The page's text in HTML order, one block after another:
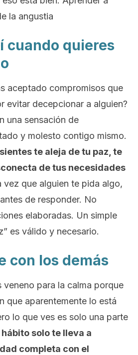
la angustia
cuando quieres
aceptado compromisos que
evitar decepcionar a alguien?
una sensación de
y molesto contigo mismo.
te aleja de tu paz, te
de tus necesidades
vez que alguien te pida algo,
de responder. No
elaboradas. Un simple
es válido y necesario.
con los demás
veneno para la calma porque
que aparentemente lo está
lo que ves es solo una parte
hábito solo te lleva a
completa con el